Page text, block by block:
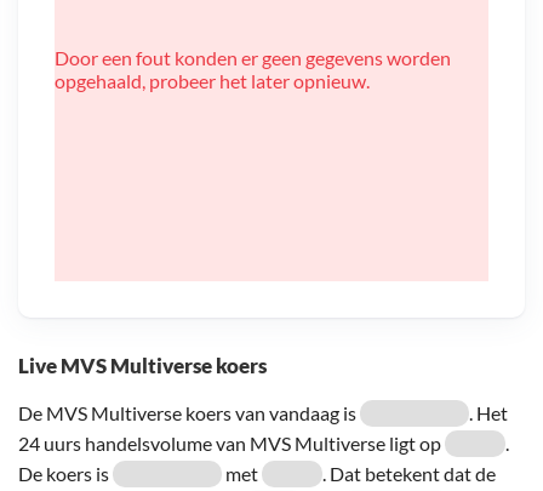
Live MVS Multiverse koers
De MVS Multiverse koers van vandaag is
. Het
24 uurs handelsvolume van MVS Multiverse ligt op
.
De koers is
met
. Dat betekent dat de
Door een fout konden er geen gegevens worden
opgehaald, probeer het later opnieuw.